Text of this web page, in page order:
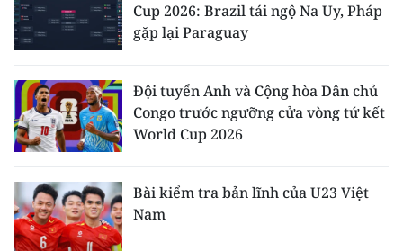
KIỂM CHỨNG THÔNG TIN
54 DÂN TỘC VIỆT NAM
CHƯƠNG TRÌNH OCOP - MỖI XÃ
MỘT SẢN PHẨM
RADIO
Cup 2026: Brazil tái ngộ Na Uy, Pháp
gặp lại Paraguay
Đội tuyển Anh và Cộng hòa Dân chủ
Congo trước ngưỡng cửa vòng tứ kết
World Cup 2026
Bài kiểm tra bản lĩnh của U23 Việt
Nam